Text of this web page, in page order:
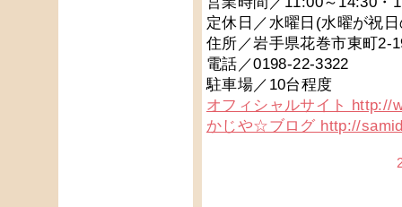
定休日／水曜日(水曜が祝
住所／岩手県花巻市東町2-
電話／0198-22-3322
駐車場／10台程度
オフィシャルサイト http://
かじや☆ブログ http://